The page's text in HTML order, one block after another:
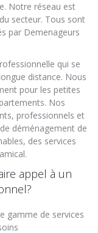
Notre réseau est
secteur. Tous sont
par Demenageurs
qui se
distance. Nous
pour les petites
Nos
professionnels et
déménagement de
des services
appel à un
gamme de services